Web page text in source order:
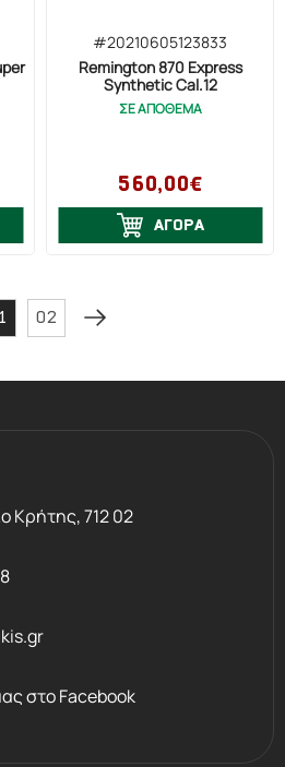
#20210605123833
Remington 870 Express
Synthetic Cal.12
ΣΕ ΑΠΟΘΕΜΑ
560,00€
ΑΓΟΡΑ
02
Kρήτης,712 02
στο Facebook